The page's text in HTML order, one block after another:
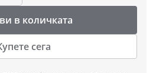
в количката
сега